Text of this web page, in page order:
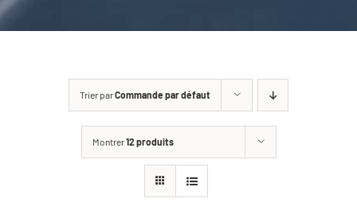
Trier parCommande par défaut
Montrer12 produits